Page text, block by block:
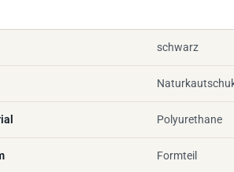
schwarz
Polyurethane
Formteil